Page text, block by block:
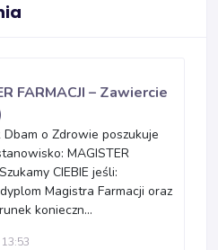
FARMACJI – Zawiercie
o Zdrowie poszukuje
MAGISTER
CIEBIE jeśli:
Magistra Farmacji oraz
konieczn...